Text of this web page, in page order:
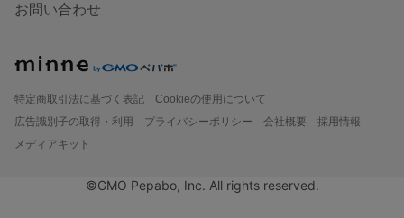
お問い合わせ
特定商取引法に基づく表記
Cookieの使用について
広告識別子の取得・利用
プライバシーポリシー 会社概要
採用情報
メディアキット
©GMO Pepabo, Inc. All rights reserved.